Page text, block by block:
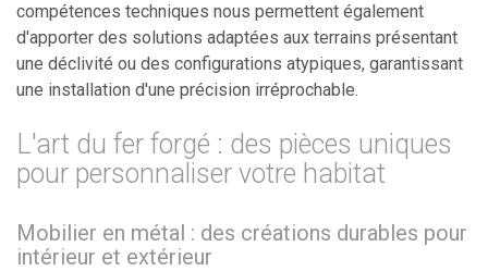
compétences techniques nous permettent également
d'apporter des solutions adaptées aux terrains présentant
une déclivité ou des configurations atypiques, garantissant
une installation d'une précision irréprochable.
L'art du fer forgé : des pièces uniques
pour personnaliser votre habitat
Mobilier en métal : des créations durables pour
intérieur et extérieur